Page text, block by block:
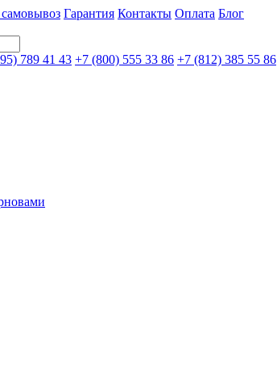
Гарантия Контакты Оплата Блог
789 41 43 +7 (800) 555 33 86 +7 (812) 385 55 86